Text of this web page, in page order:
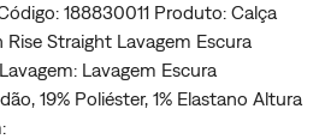
188830011 Produto: Calça
Rise Straight Lavagem Escura
Lavagem Escura
19% Poliéster, 1% Elastano Altura